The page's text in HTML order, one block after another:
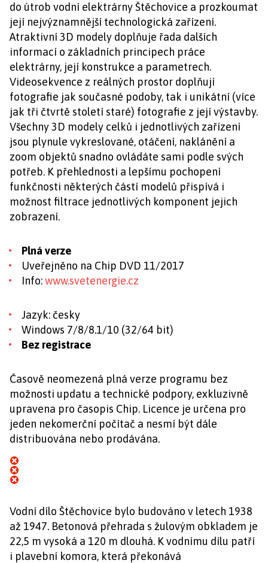
do útrob vodní elektrárny Štěchovice a prozkoumat
její nejvýznamnější technologická zařízení.
Atraktivní 3D modely doplňuje řada dalších
informací o základních principech práce
elektrárny, její konstrukce a parametrech.
Videosekvence z reálných prostor doplňují
fotografie jak současné podoby, tak i unikátní (více
jak tři čtvrtě století staré) fotografie z její výstavby.
Všechny 3D modely celků i jednotlivých zařízení
jsou plynule vykreslované, otáčení, naklánění a
zoom objektů snadno ovládáte sami podle svých
potřeb. K přehlednosti a lepšímu pochopení
funkčnosti některých částí modelů přispívá i
možnost filtrace jednotlivých komponent jejich
zobrazení.
Plná verze
Uveřejněno na Chip DVD 11/2017
Info:www.svetenergie.cz
Jazyk: česky
Windows 7/8/8.1/10 (32/64 bit)
Bez registrace
Časově neomezená plná verze programu bez
možnosti updatu a technické podpory, exkluzivně
upravena pro časopis Chip. Licence je určena pro
jeden nekomerční počítač a nesmí být dále
distribuována nebo prodávána.
Vodní dílo Štěchovice bylo budováno v letech 1938
až 1947. Betonová přehrada s žulovým obkladem je
22,5 m vysoká a 120 m dlouhá. K vodnímu dílu patří
i plavební komora, která překonává